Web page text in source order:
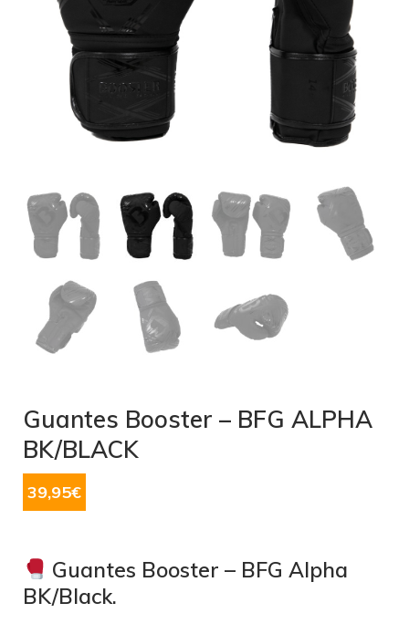
Guantes Booster – BFG ALPHA
BK/BLACK
39,95€
Guantes Booster – BFG Alpha
BK/Black.